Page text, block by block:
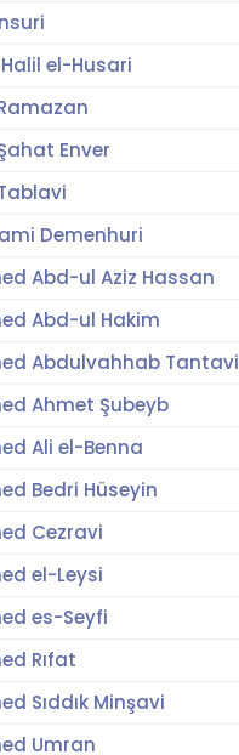
el-Husari
Enver
Demenhuri
Abd-ul Aziz Hassan
Abd-ul Hakim
Abdulvahhab Tantavi
Ahmet Şubeyb
Ali el-Benna
Bedri Hüseyin
Cezravi
el-Leysi
es-Seyfi
Rıfat
Sıddık Minşavi
Umran